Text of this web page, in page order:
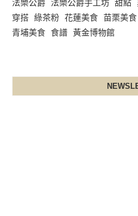
法樂公爵
法樂公爵手工坊 甜點
穿搭 綠茶粉 花蓮美食 苗栗美食
青埔美食 食譜 黃金博物館